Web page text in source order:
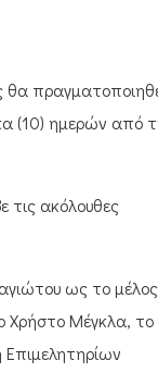
θα
(10) ημερών από
τις ακόλουθες
ως το μέλος
Χρήστο Μέγκλα, το